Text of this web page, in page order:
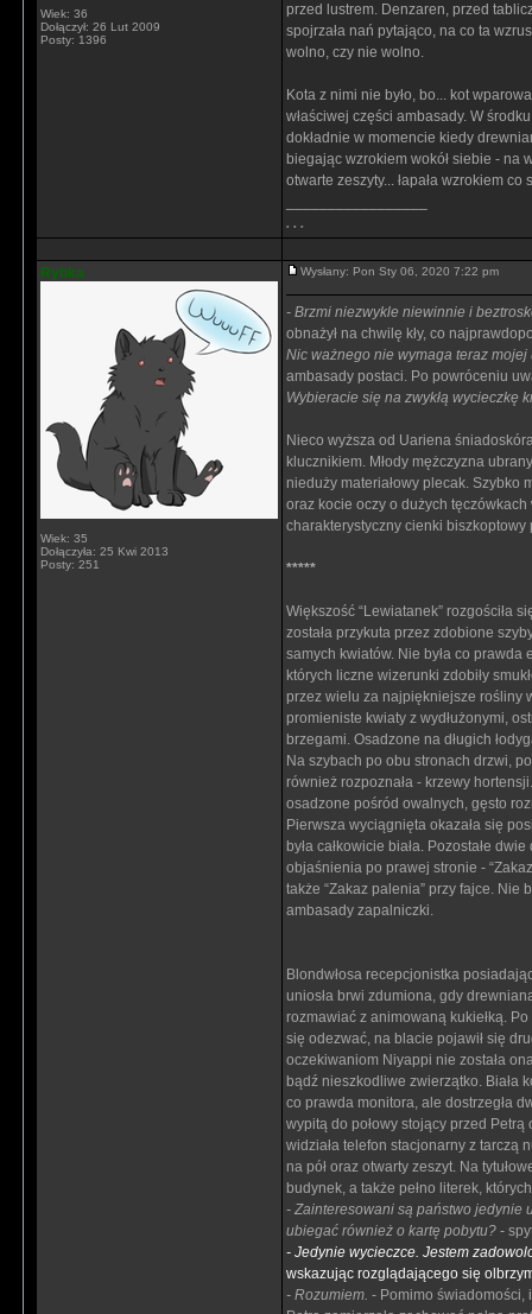
Wiek: 36
Dołączył: 26 Lut 2009
Posty: 1396
przed lustrem. Denzaren, przed
spojrzała nań pytająco, na co ta
wolno, czy nie wolno.
Kota z nimi nie było, bo... kot
właściwej części ambasady. W
dokładnie w momencie kiedy
biegając wzrokiem wokół siebie - na
otwarte zeszyty... łapała wzrokiem
. . .
Rybka
Wiek: 35
Dołączyła: 25 Kwi 2013
Posty: 251
Wysłany: Pon Sty 06, 2020 7:22 pm
- Brzmi niezwykle niewinnie i
obnażył na chwilę kły, co
Nic ważnego nie wymaga teraz mojej
ambasady postaci. Po powróceniu
Wybieracie się na zwykłą wycieczkę
Nieco wyższa od Uariena
klucznikiem. Młody mężczyzna
nieduży materiałowy plecak. Szybko
oraz kocie oczy o dużych
charakterystyczny cienki
*****
Większość “Lewiatanek” rozgościła
została przykuta przez zdobione
samych kwiatów. Nie była co
których liczne wizerunki zdobiły
przez wielu za najpiękniejsze rośliny
promieniste kwiaty z wydłużonymi,
brzegami. Osadzone na długich
Na szybach po obu stronach drzwi,
również rozpoznała - krzewy
osadzone pośród owalnych, gęsto
Pierwsza wyciągnięta okazała się
była całkowicie biała. Pozostałe
objaśnienia po prawej stronie -
także “Zakaz palenia” przy fajce. Nie
ambasady zapalniczki.
Blondwłosa recepcjonistka
uniosła brwi zdumiona, gdy
rozmawiać z animowaną kukiełką.
się odezwać, na blacie pojawił się
oczekiwaniom Niyappi nie została
bądź nieszkodliwe zwierzątko. Biała
co prawda monitora, ale dostrzegła
wypitą do połowy stojący przed
widziała telefon stacjonarny z tarczą
na pół oraz otwarty zeszyt. Na
budynek, a także pełno literek,
- Zainteresowani są państwo jedynie
ubiegać również o kartę pobytu? -
- Jedynie wycieczce. Jestem
wskazując rozglądającego się
- Rozumiem. - Pomimo świadomości,